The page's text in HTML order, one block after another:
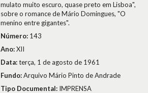
mulato muito escuro, quase preto em Lisboa",
sobre o romance de Mário Domingues, "O
menino entre gigantes".
Número: 143
Ano:XII
Data:terça, 1 de agosto de 1961
Fundo:Arquivo Mário Pinto de Andrade
Tipo Documental: IMPRENSA